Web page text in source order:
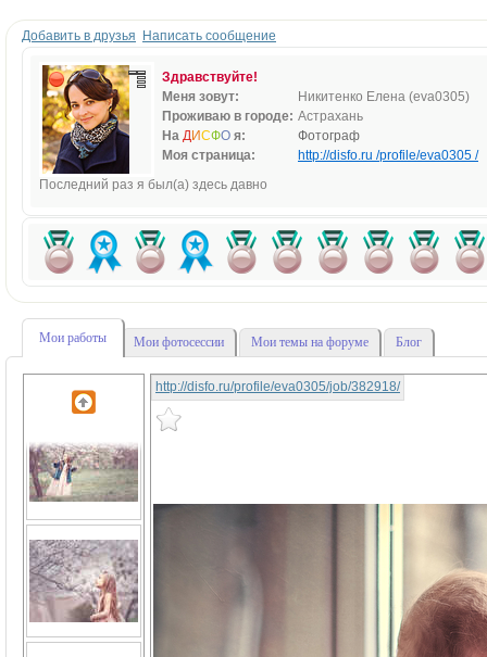
Добавить в друзья Написать сообщение
Здравствуйте!
Меня зовут:
Никитенко Елена (eva0305)
Проживаю в городе: Астрахань
На ДИСФО я:
Фотограф
Моя страница:
http://disfo.ru /profile/eva0305 /
Последний раз я был(а) здесь давно
Мои работы Мои фотосессии Мои темы на форуме Блог
http://disfo.ru/profile/eva0305/job/382918/